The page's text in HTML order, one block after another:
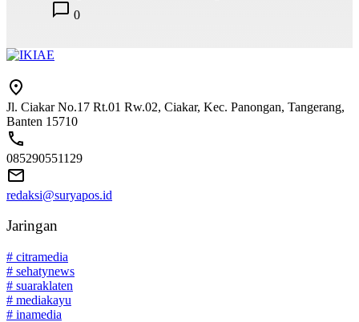
0
Jl. Ciakar No.17 Rt.01 Rw.02, Ciakar, Kec. Panongan, Tangerang,
Banten 15710
085290551129
redaksi@suryapos.id
Jaringan
# citramedia
# sehatynews
# suaraklaten
# mediakayu
# inamedia